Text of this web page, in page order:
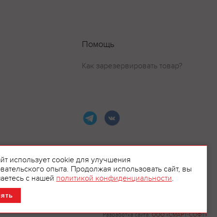
Разработка сайта:ООО «СМАРТ-СОФТ»
Помощь
Как зарезервировать товар?
использует cookie для улучшения
опыта. Продолжая использовать сайт, вы
с нашей политикой конфиденциальности.